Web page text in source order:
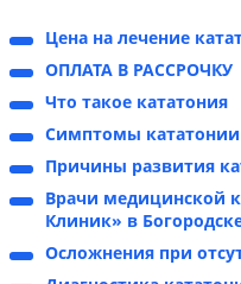
Цена на лечение
ОПЛАТА В РАССРОЧКУ
Что такое кататония
Симптомы кататонии
Причины развития
Врачи медицинской
Клиник» в
Осложнения при